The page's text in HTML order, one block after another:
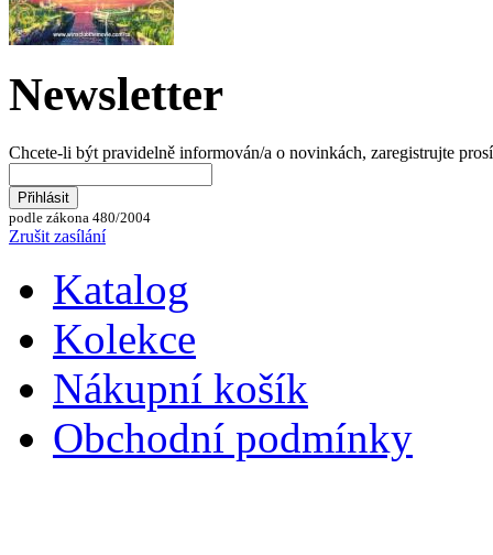
Newsletter
Chcete-li být pravidelně informován/a o novinkách, zaregistrujte
podle zákona 480/2004
Zrušit zasílání
Katalog
Kolekce
Nákupní košík
Obchodní podmínky